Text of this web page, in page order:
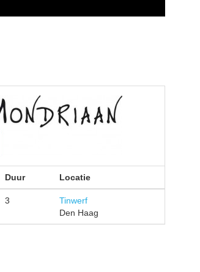
Duur Locatie
3
Tinwerf
Den Haag